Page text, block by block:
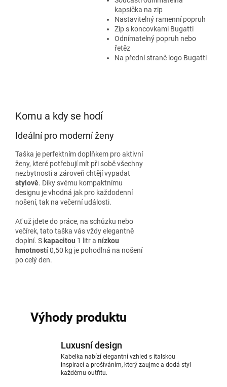
kapsička na zip
Nastavitelný ramenní popruh
Zip s koncovkami Bugatti
Odnímatelný popruh nebo
řetěz
Na přední straně logo Bugatti
Komu a kdy se hodí
Ideální pro moderní ženy
Taška je perfektním doplňkem pro aktivní
ženy, které potřebují mít při sobě všechny
nezbytnosti a zároveň chtějí vypadat
stylově. Díky svému kompaktnímu
designu je vhodná jak pro každodenní
nošení, tak na večerní události.
Ať už jdete do práce, na schůzku nebo
večírek, tato taška vás vždy elegantně
doplní. S kapacitou 1 litr a nízkou
hmotností0,50 kg je pohodlná na nošení
po celý den.
Výhody produktu
Luxusní design
Kabelka nabízí elegantní vzhled s italskou
inspirací a prošíváním, který zaujme a dodá styl
každému outfitu.